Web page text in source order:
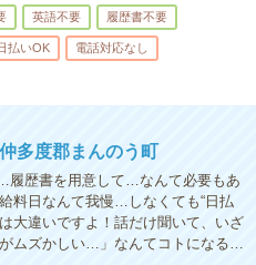
英語不要 履歴書不要
払いOK 電話対応なし
多度郡まんのう町
履歴書を用意して…なんて必要もあ
料日なんて我慢…しなくても“日払
大違いですよ！話だけ聞いて、いざ
ムズかしい…」なんてコトになる…